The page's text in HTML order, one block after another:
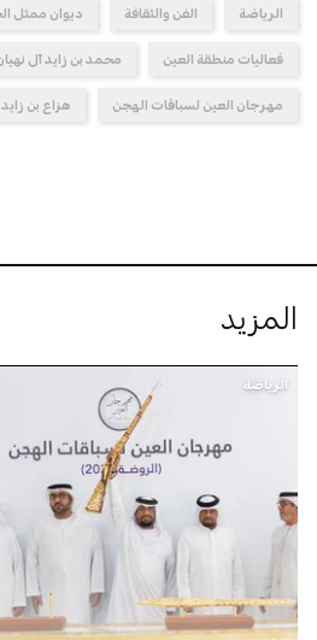
الرياضة الفن والثقافة ديوان ممثل
فعاليات منطقة العين محمد بن زايد آل نهيان
مهرجان العين لسباقات الهجن هزاع بن زايد
المزيد
الرياضة